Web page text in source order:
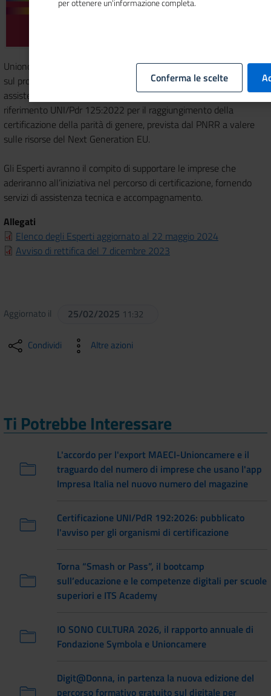
Unioncamere informa che il 12 ottobre 2023 è stato pubblicato
sul proprio sito istituzionale l’Elenco degli Esperti per attività di
assistenza tecnico-consulenziale alle PMI sulla prassi di
riferimento UNI/Pdr 125:2022 per il raggiungimento della
certificazione della parità di genere, prevista dal PNRR a valere
sulle risorse del Next Generation EU.
Gli Esperti avranno il compito di supportare le imprese che
aderiranno all’iniziativa nel percorso di certificazione, fornendo
servizi di assistenza tecnica e accompagnamento.
Allegati
Elenco degli Esperti aggiornato al 22 maggio 2024
Avviso di rettifica del 7 dicembre 2023
Aggiornato il 25/02/2025 11:32
Condividi Altre azioni
Ti Potrebbe Interessare
L'accordo per l'export MAECI-Unioncamere e il
traguardo del numero di imprese che usano l'app
Impresa Italia nel nuovo numero del magazine
Certificazione UNI/PdR 192:2026: pubblicato
l'avviso per gli organismi di certificazione
Torna “Smash or Pass”, il bootcamp
sull’educazione e le competenze digitali per scuole
superiori e ITS Academy
IO SONO CULTURA 2026, il rapporto annuale di
Fondazione Symbola e Unioncamere
Digit@Donna, in partenza la nuova edizione del
percorso formativo gratuito sul digitale per
per ottenere un'informazione completa.
Conferma le scelte